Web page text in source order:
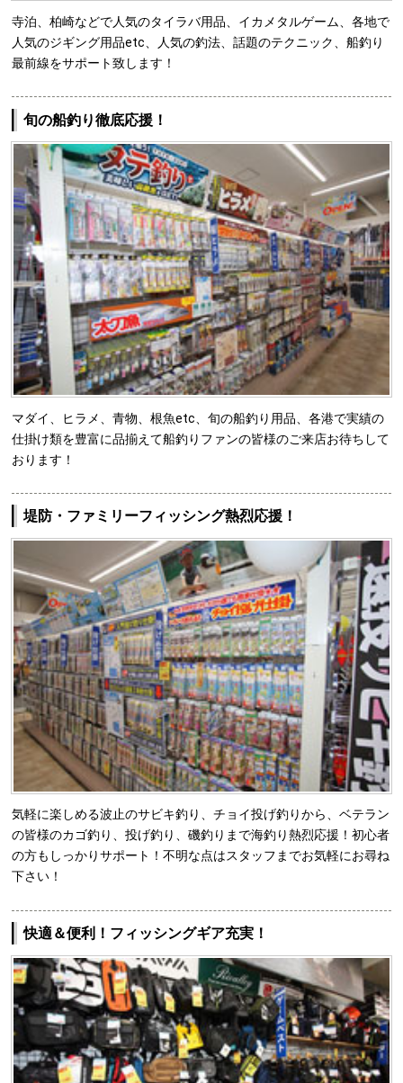
寺泊、柏崎などで人気のタイラバ用品、イカメタルゲーム、各地で
人気のジギング用品etc、人気の釣法、話題のテクニック、船釣り
最前線をサポート致します！
旬の船釣り徹底応援！
マダイ、ヒラメ、青物、根魚etc、旬の船釣り用品、各港で実績の
仕掛け類を豊富に品揃えて船釣りファンの皆様のご来店お待ちして
おります！
堤防・ファミリーフィッシング熱烈応援！
気軽に楽しめる波止のサビキ釣り、チョイ投げ釣りから、ベテラン
の皆様のカゴ釣り、投げ釣り、磯釣りまで海釣り熱烈応援！初心者
の方もしっかりサポート！不明な点はスタッフまでお気軽にお尋ね
下さい！
快適＆便利！フィッシングギア充実！